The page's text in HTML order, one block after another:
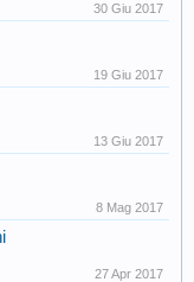
30 Giu 2017
19 Giu 2017
13 Giu 2017
8 Mag 2017
27 Apr 2017